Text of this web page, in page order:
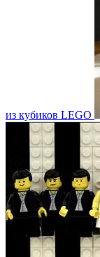
из кубиков LEGO